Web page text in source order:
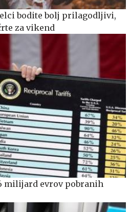
bodite bolj prilagodljivi,
za vikend
milijard evrov pobranih